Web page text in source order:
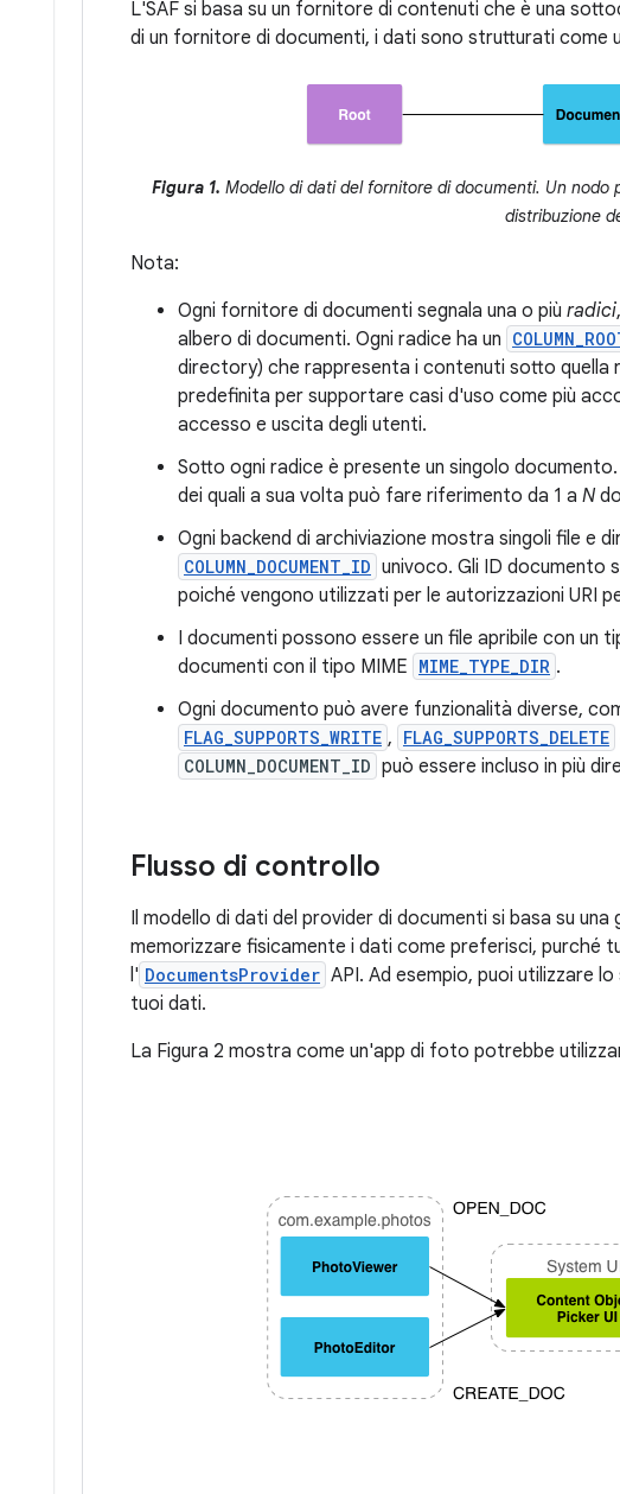
L'SAF si basa su un fornitore di contenuti che è una
di un fornitore di documenti, i dati sono strutturati come
Figura 1. Modello di dati del fornitore di documenti. Un
distribuzione
Nota:
Ogni fornitore di documenti segnala una o più radici
albero di documenti. Ogni radice ha un
directory) che rappresenta i contenuti sotto quella
predefinita per supportare casi d'uso come più
accesso e uscita degli utenti.
Sotto ogni radice è presente un singolo
dei quali a sua volta può fare riferimento da 1 a N
Ogni backend di archiviazione mostra singoli file e
COLUMN_DOCUMENT_ID univoco. Gli ID documento
poiché vengono utilizzati per le autorizzazioni URI
I documenti possono essere un file apribile con
documenti con il tipo MIME MIME_TYPE_DIR .
Ogni documento può avere funzionalità diverse,
FLAG_SUPPORTS_WRITE , FLAG_SUPPORTS_DELETE
COLUMN_DOCUMENT_ID può essere incluso in più
Flusso di controllo
Il modello di dati del provider di documenti si basa su
memorizzare fisicamente i dati come preferisci, purché
l' DocumentsProvider API. Ad esempio, puoi utilizzare
tuoi dati.
La Figura 2 mostra come un'app di foto potrebbe